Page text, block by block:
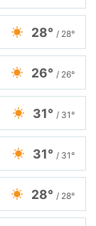
28° / 28°
26° / 26°
31° / 31°
31° / 31°
28° / 28°